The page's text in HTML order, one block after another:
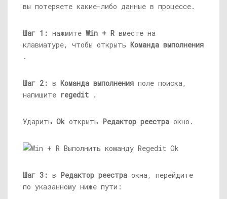
вы потеряете какие-либо данные в процессе.
Шаг 1: нажмите Win + R вместе на
клавиатуре, чтобы открыть Команда выполнения
.
Шаг 2: в Команда выполнения поле поиска,
напишите regedit .
Ударить Ok открыть Редактор реестра окно.
Шаг 3: в Редактор реестра окна, перейдите
по указанному ниже пути: